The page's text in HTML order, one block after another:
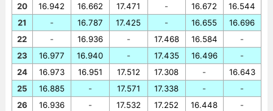
20
21
22
23
24
25
26
16.942
-
-
16.977
16.973
16.885
16.936
16.662
16.787
16.936
16.940
16.951
-
-
17.471
17.425
-
-
17.512
17.571
17.532
-
-
17.468
17.435
17.308
17.338
17.252
16.672
16.655
16.584
16.496
-
-
16.448
16.544
16.696
-
-
16.643
-
-